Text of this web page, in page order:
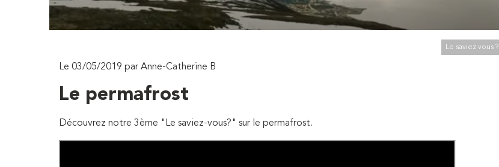
Le saviez vous ?
Le 03/05/2019 par Anne-Catherine B
Le permafrost
Découvrez notre 3ème "Le saviez-vous?" sur le permafrost.